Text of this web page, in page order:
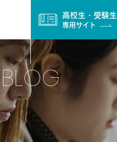
高校生・受験生
専用サイト
BLOG